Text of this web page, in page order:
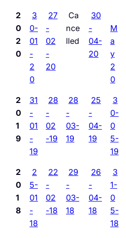
2
0
2
0
3
0-
01
-
2
0
27
-
02
-
20
Ca
nce
lled
30
-
04-
20
M
a
y
2
0
2
0
1
9
31
-
01
-
19
28
-
02
-19
28
-
03-
19
25
-
04-
19
3
0-
0
5-
19
2
0
1
8
2
5-
01
-
18
22
-
02
-18
29
-
03-
18
26
-
04-
18
3
1-
0
5-
18